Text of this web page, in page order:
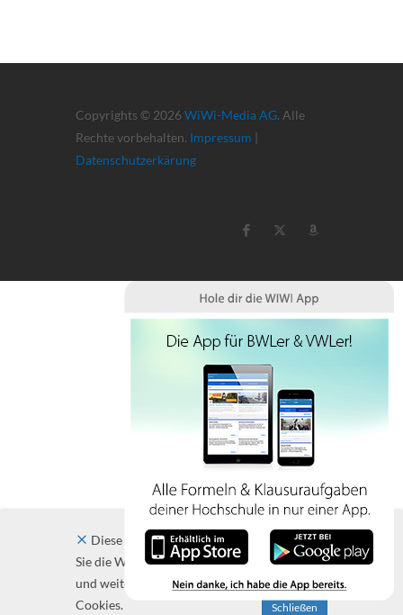
Copyrights © 2026 WiWi-Media AG. Alle
Rechte vorbehalten. Impressum |
Datenschutzerkärung
Diese Website verwendet Cookies. Indem
Sie die Website und ihre Angebote nutzen
und weiter navigieren, akzeptieren Sie diese
Cookies.
Schließen